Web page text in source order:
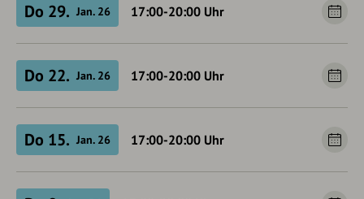
Do 29. Jan. 26 17:00-20:00 Uhr
Do 22. Jan. 26 17:00-20:00 Uhr
Do 15. Jan. 26 17:00-20:00 Uhr